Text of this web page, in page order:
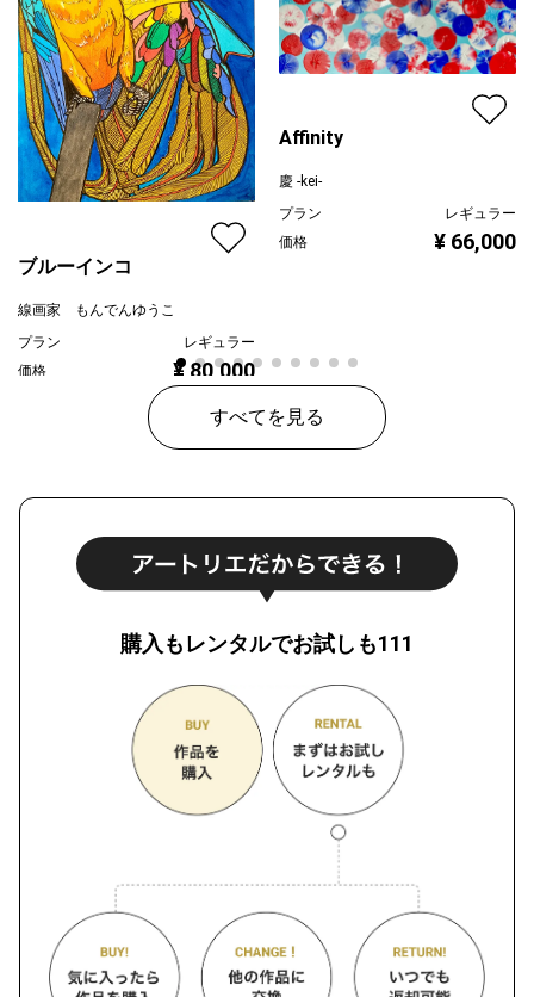
ブルーインコ
線画家 もんでんゆうこ
プラン
レギュラー
価格
¥ 80,000
Affinity
慶 -kei-
プラン
レギュラー
価格
¥ 66,000
すべてを見る
購入もレンタルでお試しも111